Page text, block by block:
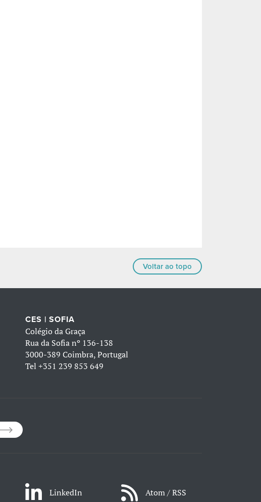
Voltar ao topo
CES | SOFIA
Colégio da Graça
Rua da Sofia nº 136-138
3000-389 Coimbra, Portugal
Tel +351 239 853 649
LinkedIn Atom / RSS